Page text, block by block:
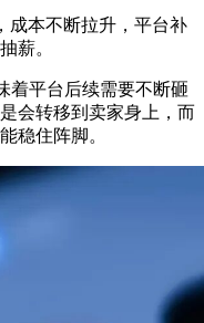
成本不断拉升，平台补
薪。
着平台后续需要不断砸
会转移到卖家身上，而
稳住阵脚。